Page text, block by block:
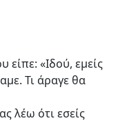
είπε: «Ιδού, εμείς
Τι άραγε θα
λέω ότι εσείς